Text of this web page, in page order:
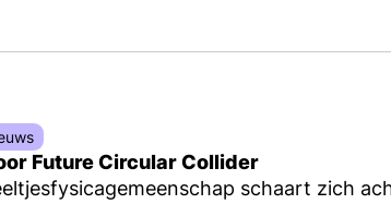
Future Circular Collider
schaart zich